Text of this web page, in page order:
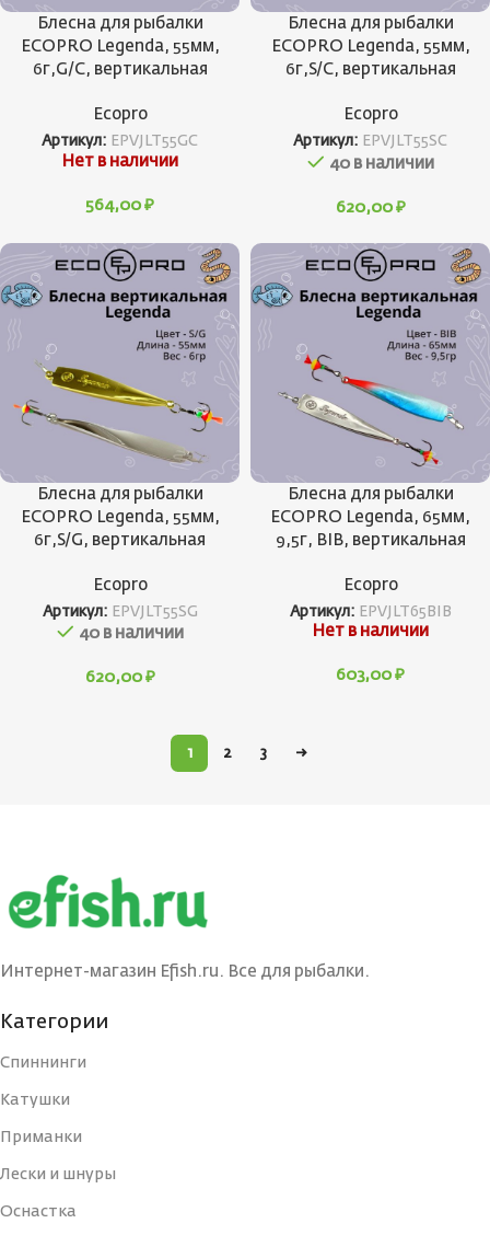
Блесна для рыбалки
ECOPRO Legenda, 55мм,
6г,G/C, вертикальная
Ecopro
Артикул: EPVJLT55GC
Нет в наличии
564,00 ₽
Блесна для рыбалки
ECOPRO Legenda, 55мм,
6г,S/C, вертикальная
Ecopro
Артикул: EPVJLT55SC
40 в наличии
620,00 ₽
Блесна для рыбалки
ECOPRO Legenda, 55мм,
6г,S/G, вертикальная
Ecopro
Артикул: EPVJLT55SG
40 в наличии
620,00 ₽
Блесна для рыбалки
ECOPRO Legenda, 65мм,
9,5г, BIB, вертикальная
Ecopro
Артикул: EPVJLT65BIB
Нет в наличии
603,00 ₽
1 2 3 →
Интернет-магазин Efish.ru. Все для рыбалки.
Категории
Спиннинги
Катушки
Приманки
Лески и шнуры
Оснастка